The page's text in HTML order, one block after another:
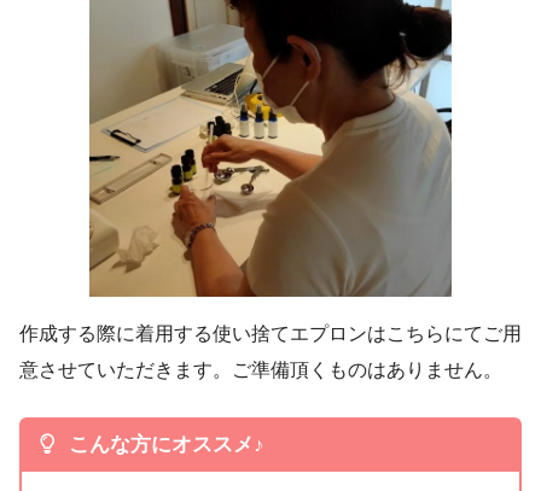
作成する際に着用する使い捨てエプロンはこちらにてご用
意させていただきます。ご準備頂くものはありません。
こんな方にオススメ♪